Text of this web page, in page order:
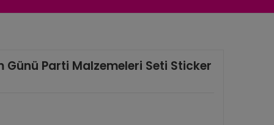
Günü Parti Malzemeleri Seti Sticker